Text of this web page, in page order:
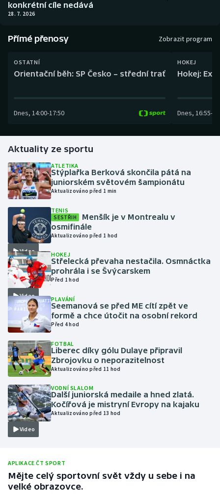
Box
Florbal
Gymnastika
Házená
Jezdectví
Judo
Krasobruslení
Lezení
Lyže a snowboard
Moderní pětiboj
Motorsport
Olympijské hry
Parasport
Plavání
Plážový volejbal
Rychlobruslení
konkrétní cíle nedává
28. 7. 2026
Přímé přenosy Zobrazit program
OSTATNÍ
Orientační běh: SP Česko – střední trať
Dnes, 14:00-17:50
HOKEJ
Hokej:
Dnes, 16:55-
Aktuality ze sportu
ATLETIKA
Stýplařka Berková skončila pátá na
juniorském světovém šampionátu
Aktualizováno před 1 min
Video
TENIS
SESTŘIH
Menšík je v Montrealu v
osmifinále
Aktualizováno před 1 hod
Video
HOKEJ
Střelecká převaha nestačila. Osmnáctka
prohrála i se Švýcarskem
Před 1 hod
PLAVÁNÍ
Seemanová se před ME cítí zpět ve
formě a chce útočit na osobní rekord
Před 4 hod
FOTBAL
Liberec díky gólu Dulaye připravil
Zbrojovku o neporazitelnost
Aktualizováno před 11 hod
Video
VODNÍ SLALOM
Další juniorská medaile a hned zlatá.
Kočířová je mistryní Evropy na kajaku
Aktualizováno před 13 hod
APLIKACE ČT SPORT
Mějte celý sportovní svět vždy u sebe i na
velké obrazovce.